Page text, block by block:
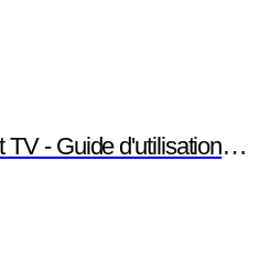
- Jim Elliott
Technology -